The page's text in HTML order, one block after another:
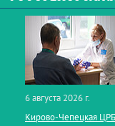
6 августа 2026 г.
Кирово‑Чепецкая ЦРБ